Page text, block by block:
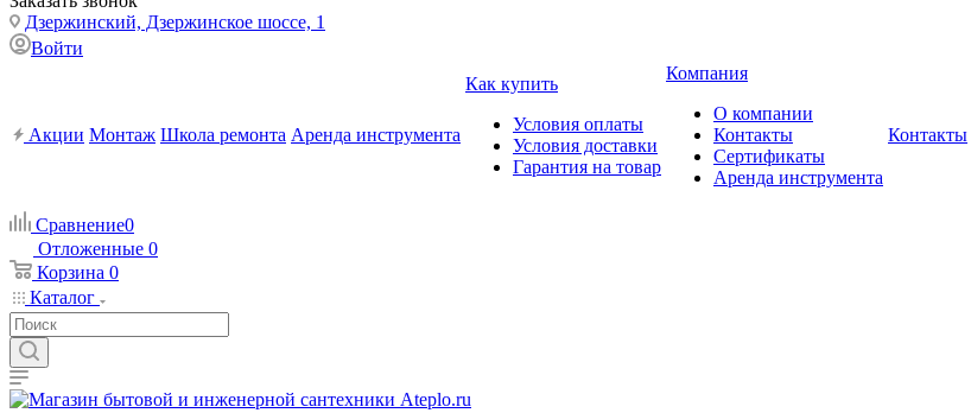
Дзержинский, Дзержинское шоссе, 1
Войти
Акции Монтаж Школа ремонта Аренда инструмента
Как купить
Условия оплаты
Условия доставки
Гарантия на товар
Компания
О компании
Контакты
Сертификаты
Аренда инструмента
Контакты
Сравнение0
Отложенные 0
Корзина 0
Каталог